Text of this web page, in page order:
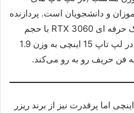
و دانشجویان است. پردازنده
Ryzen 5800H، رم 16GB، گرافیک حرفه ای RTX 3060 با حجم
6GB و صفحه نمایش 165 هرتزی در لپ تاپ 15 اینچی به وزن 1.9
فن حریف رو به رو می‌کند.
در این بازه قیمتی یک لپ تاپ 13 اینچی اما پرقدرت نیز از برند ریزر